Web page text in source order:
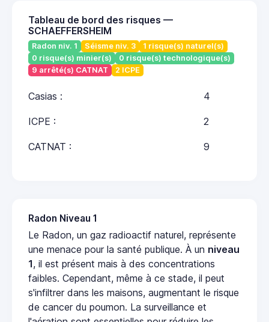
Tableau de bord des risques —
SCHAEFFERSHEIM
Radon niv. 1 Séisme niv. 3
1 risque(s) naturel(s)
0 risque(s) minier(s)
0 risque(s) technologique(s)
9 arrêté(s) CATNAT
2 ICPE
Casias : 4
ICPE : 2
CATNAT : 9
Radon Niveau 1
Le Radon, un gaz radioactif naturel, représente
une menace pour la santé publique. À un niveau
1, il est présent mais à des concentrations
faibles. Cependant, même à ce stade, il peut
s'infiltrer dans les maisons, augmentant le risque
de cancer du poumon. La surveillance et